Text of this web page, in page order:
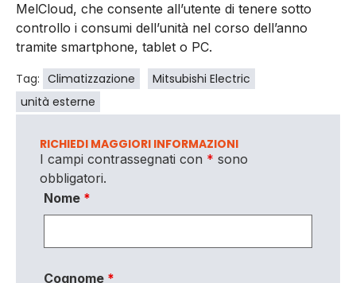
MelCloud, che consente all’utente di tenere sotto
controllo i consumi dell’unità nel corso dell’anno
tramite smartphone, tablet o PC.
Tag: Climatizzazione
Mitsubishi Electric
unità esterne
RICHIEDI MAGGIORI INFORMAZIONI
I campi contrassegnati con * sono
obbligatori.
Nome *
Cognome *